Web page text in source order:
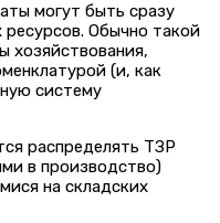
могут быть сразу
Обычно такой
хозяйствования,
(и, как
систему
распределять ТЗР
в производство)
на складских